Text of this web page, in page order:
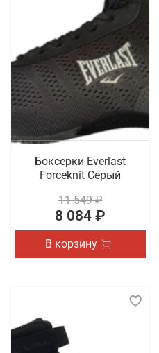
обеспечения комфорта,
во время тренировок и
особенно требуется
и стабильной подошвой,
предотвратить травмы и
правильное
Такая обувь должна
достаточно
разных видов
Что мы
Обувь имеет такое же
образе спортсмена, как
комфортных условий во
соревнования важно
Также в наличии сланцы
спортивных брендов.
Где заказать
Боксерки Everlast
Forceknit Серый
11 549 ₽
8 084 ₽
В корзину